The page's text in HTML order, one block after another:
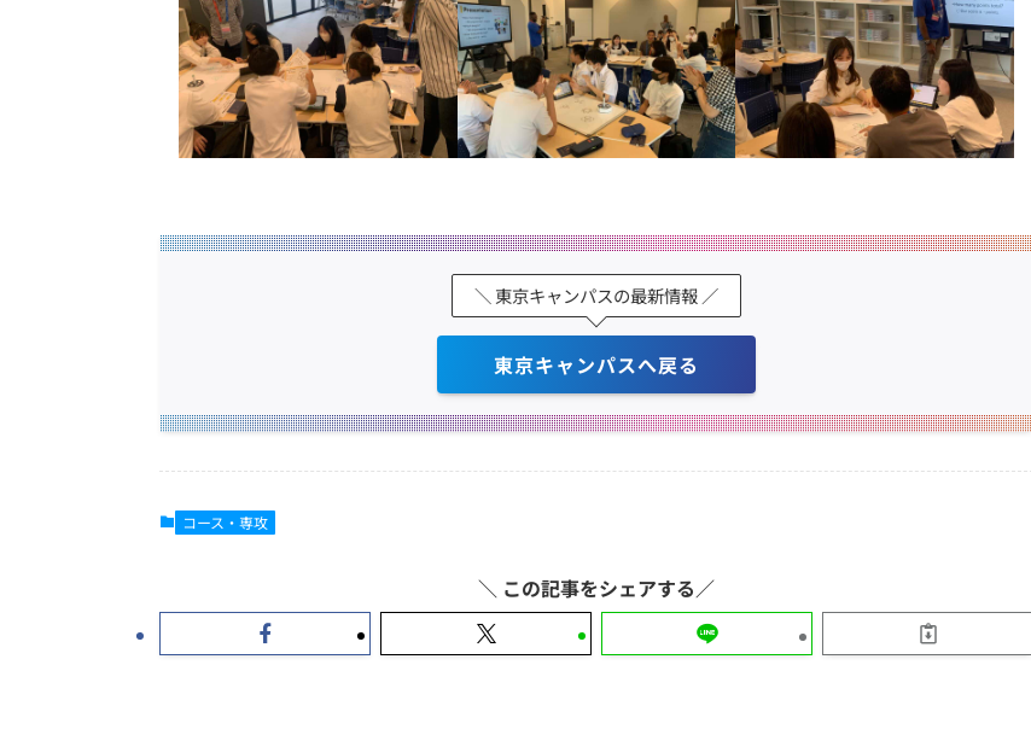
＼ 東京キャンパスの最新情報 ／
東京キャンパスへ戻る
コース・専攻